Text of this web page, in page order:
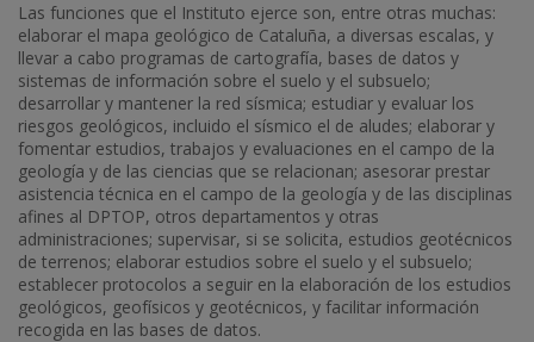
Las funciones que el Instituto ejerce son, entre otras muchas:
elaborar el mapa geológico de Cataluña, a diversas escalas, y
llevar a cabo programas de cartografía, bases de datos y
sistemas de información sobre el suelo y el subsuelo;
desarrollar y mantener la red sísmica; estudiar y evaluar los
riesgos geológicos, incluido el sísmico el de aludes; elaborar y
fomentar estudios, trabajos y evaluaciones en el campo de la
geología y de las ciencias que se relacionan; asesorar prestar
asistencia técnica en el campo de la geología y de las disciplinas
afines al DPTOP, otros departamentos y otras
administraciones; supervisar, si se solicita, estudios geotécnicos
de terrenos; elaborar estudios sobre el suelo y el subsuelo;
establecer protocolos a seguir en la elaboración de los estudios
geológicos, geofísicos y geotécnicos, y facilitar información
recogida en las bases de datos.